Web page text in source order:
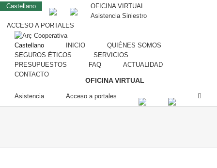
Castellano
OFICINA VIRTUAL
Asistencia Siniestro
ACCESO A PORTALES
Castellano INICIO
QUIÉNES SOMOS
SEGUROS ÉTICOS
SERVICIOS
PRESUPUESTOS
FAQ
ACTUALIDAD
CONTACTO
OFICINA VIRTUAL
Asistencia Acceso a portales